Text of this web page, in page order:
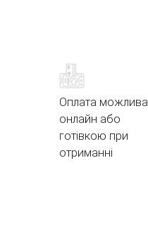
Оплата можлива
онлайн або
готівкою при
отриманні